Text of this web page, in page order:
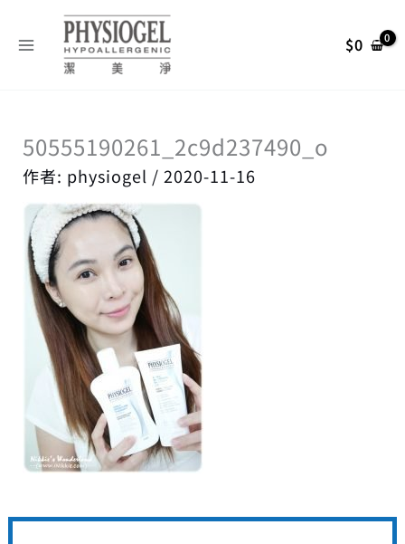
$0
50555190261_2c9d237490_o
作者: physiogel / 2020-11-16
尋